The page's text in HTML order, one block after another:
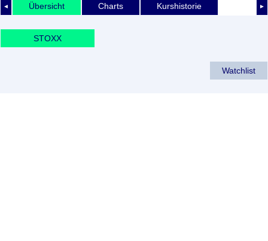
◄ ►
Übersicht Charts Kurshistorie
STOXX
Watchlist